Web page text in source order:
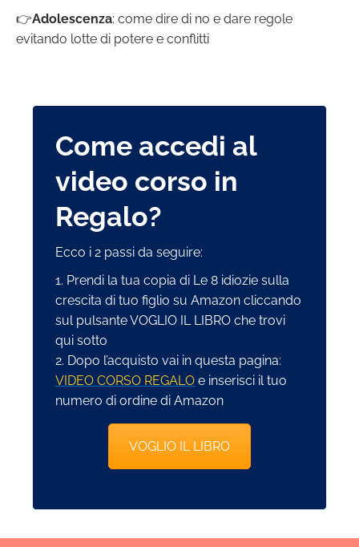
👉Adolescenza: come dire di no e dare regole
evitando lotte di potere e conflitti
Come accedi al
video corso in
Regalo?
Ecco i 2 passi da seguire:
1. Prendi la tua copia di Le 8 idiozie sulla
crescita di tuo figlio su Amazon cliccando
sul pulsante VOGLIO IL LIBRO che trovi
qui sotto
2. Dopo l’acquisto vai in questa pagina:
VIDEO CORSO REGALO e inserisci il tuo
numero di ordine di Amazon
VOGLIO IL LIBRO